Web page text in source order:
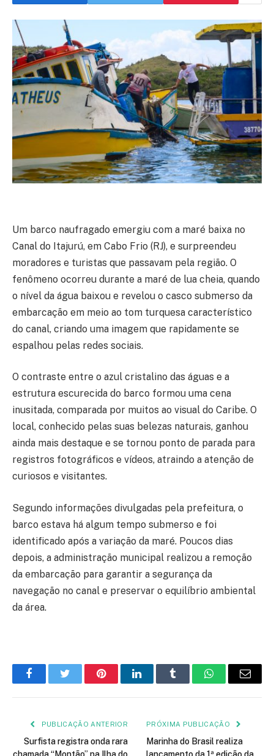
Um barco naufragado emergiu com a maré baixa no
Canal do Itajurú, em Cabo Frio (RJ), e surpreendeu
moradores e turistas que passavam pela região. O
fenômeno ocorreu durante a maré de lua cheia, quando
o nível da água baixou e revelou o casco submerso da
embarcação em meio ao tom turquesa característico
do canal, criando uma imagem que rapidamente se
espalhou pelas redes sociais.
O contraste entre o azul cristalino das águas e a
estrutura escurecida do barco formou uma cena
inusitada, comparada por muitos ao visual do Caribe. O
local, conhecido pelas suas belezas naturais, ganhou
ainda mais destaque e se tornou ponto de parada para
registros fotográficos e vídeos, atraindo a atenção de
curiosos e visitantes.
Segundo informações divulgadas pela prefeitura, o
barco estava há algum tempo submerso e foi
identificado após a variação da maré. Poucos dias
depois, a administração municipal realizou a remoção
da embarcação para garantir a segurança da
navegação no canal e preservar o equilíbrio ambiental
da área.
FacebookTwitter PinterestLinkedInTumblr WhatsApp
E-
PUBLICAÇÃO ANTERIOR
Surfista registra onda rara
PRÓXIMA PUBLICAÇÃO
Marinha do Brasil realiza